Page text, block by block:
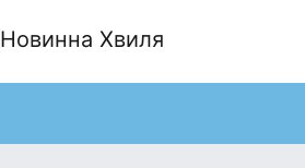
Новинна Хвиля